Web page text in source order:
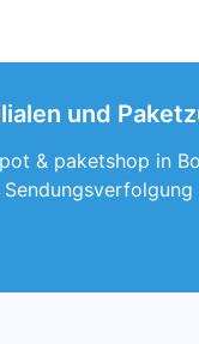
und
& paketshop in